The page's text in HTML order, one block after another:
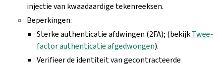
injectie van kwaadaardige tekenreeksen.
Beperkingen:
Sterke authenticatie afdwingen (2FA); (bekijkTwee-
factor authenticatie afgedwongen).
Verifieer de identiteit van gecontracteerde